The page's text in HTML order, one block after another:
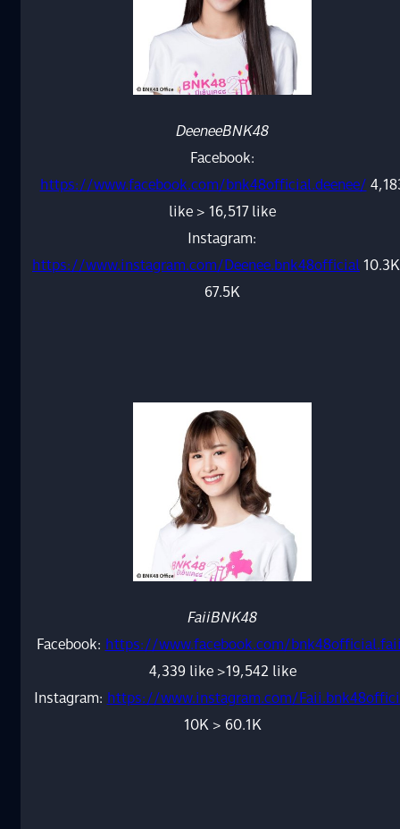
DeeneeBNK48
Facebook:
https://www.facebook.com/bnk48official.deenee/
like > 16,517 like
Instagram:
https://www.instagram.com/Deenee.bnk48official
67.5K
FaiiBNK48
Facebook:https://www.facebook.com/
4,339 like >19,542 like
Instagram:https://www.instagram.com/
10K > 60.1K